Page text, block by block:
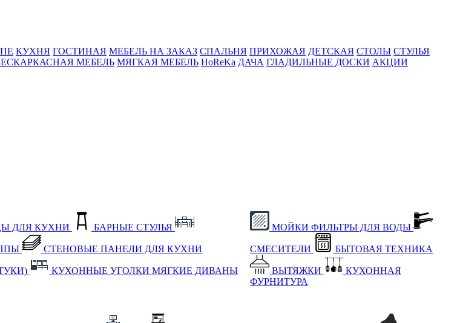
КУХНЯ ГОСТИНАЯ МЕБЕЛЬ НА ЗАКАЗ СПАЛЬНЯ ПРИХОЖАЯ ДЕТСКАЯ СТОЛЫ СТУЛЬЯ
МЕБЕЛЬ МЯГКАЯ МЕБЕЛЬ HoReKa ДАЧА ГЛАДИЛЬНЫЕ ДОСКИ АКЦИИ
ДЛЯ КУХНИ БАРНЫЕ СТУЛЬЯ
СТЕНОВЫЕ ПАНЕЛИ ДЛЯ КУХНИ
КУХОННЫЕ УГОЛКИ МЯГКИЕ ДИВАНЫ
МОЙКИ ФИЛЬТРЫ ДЛЯ ВОДЫ
СМЕСИТЕЛИ БЫТОВАЯ ТЕХНИКА
ВЫТЯЖКИ
КУХОННАЯ
ФУРНИТУРА